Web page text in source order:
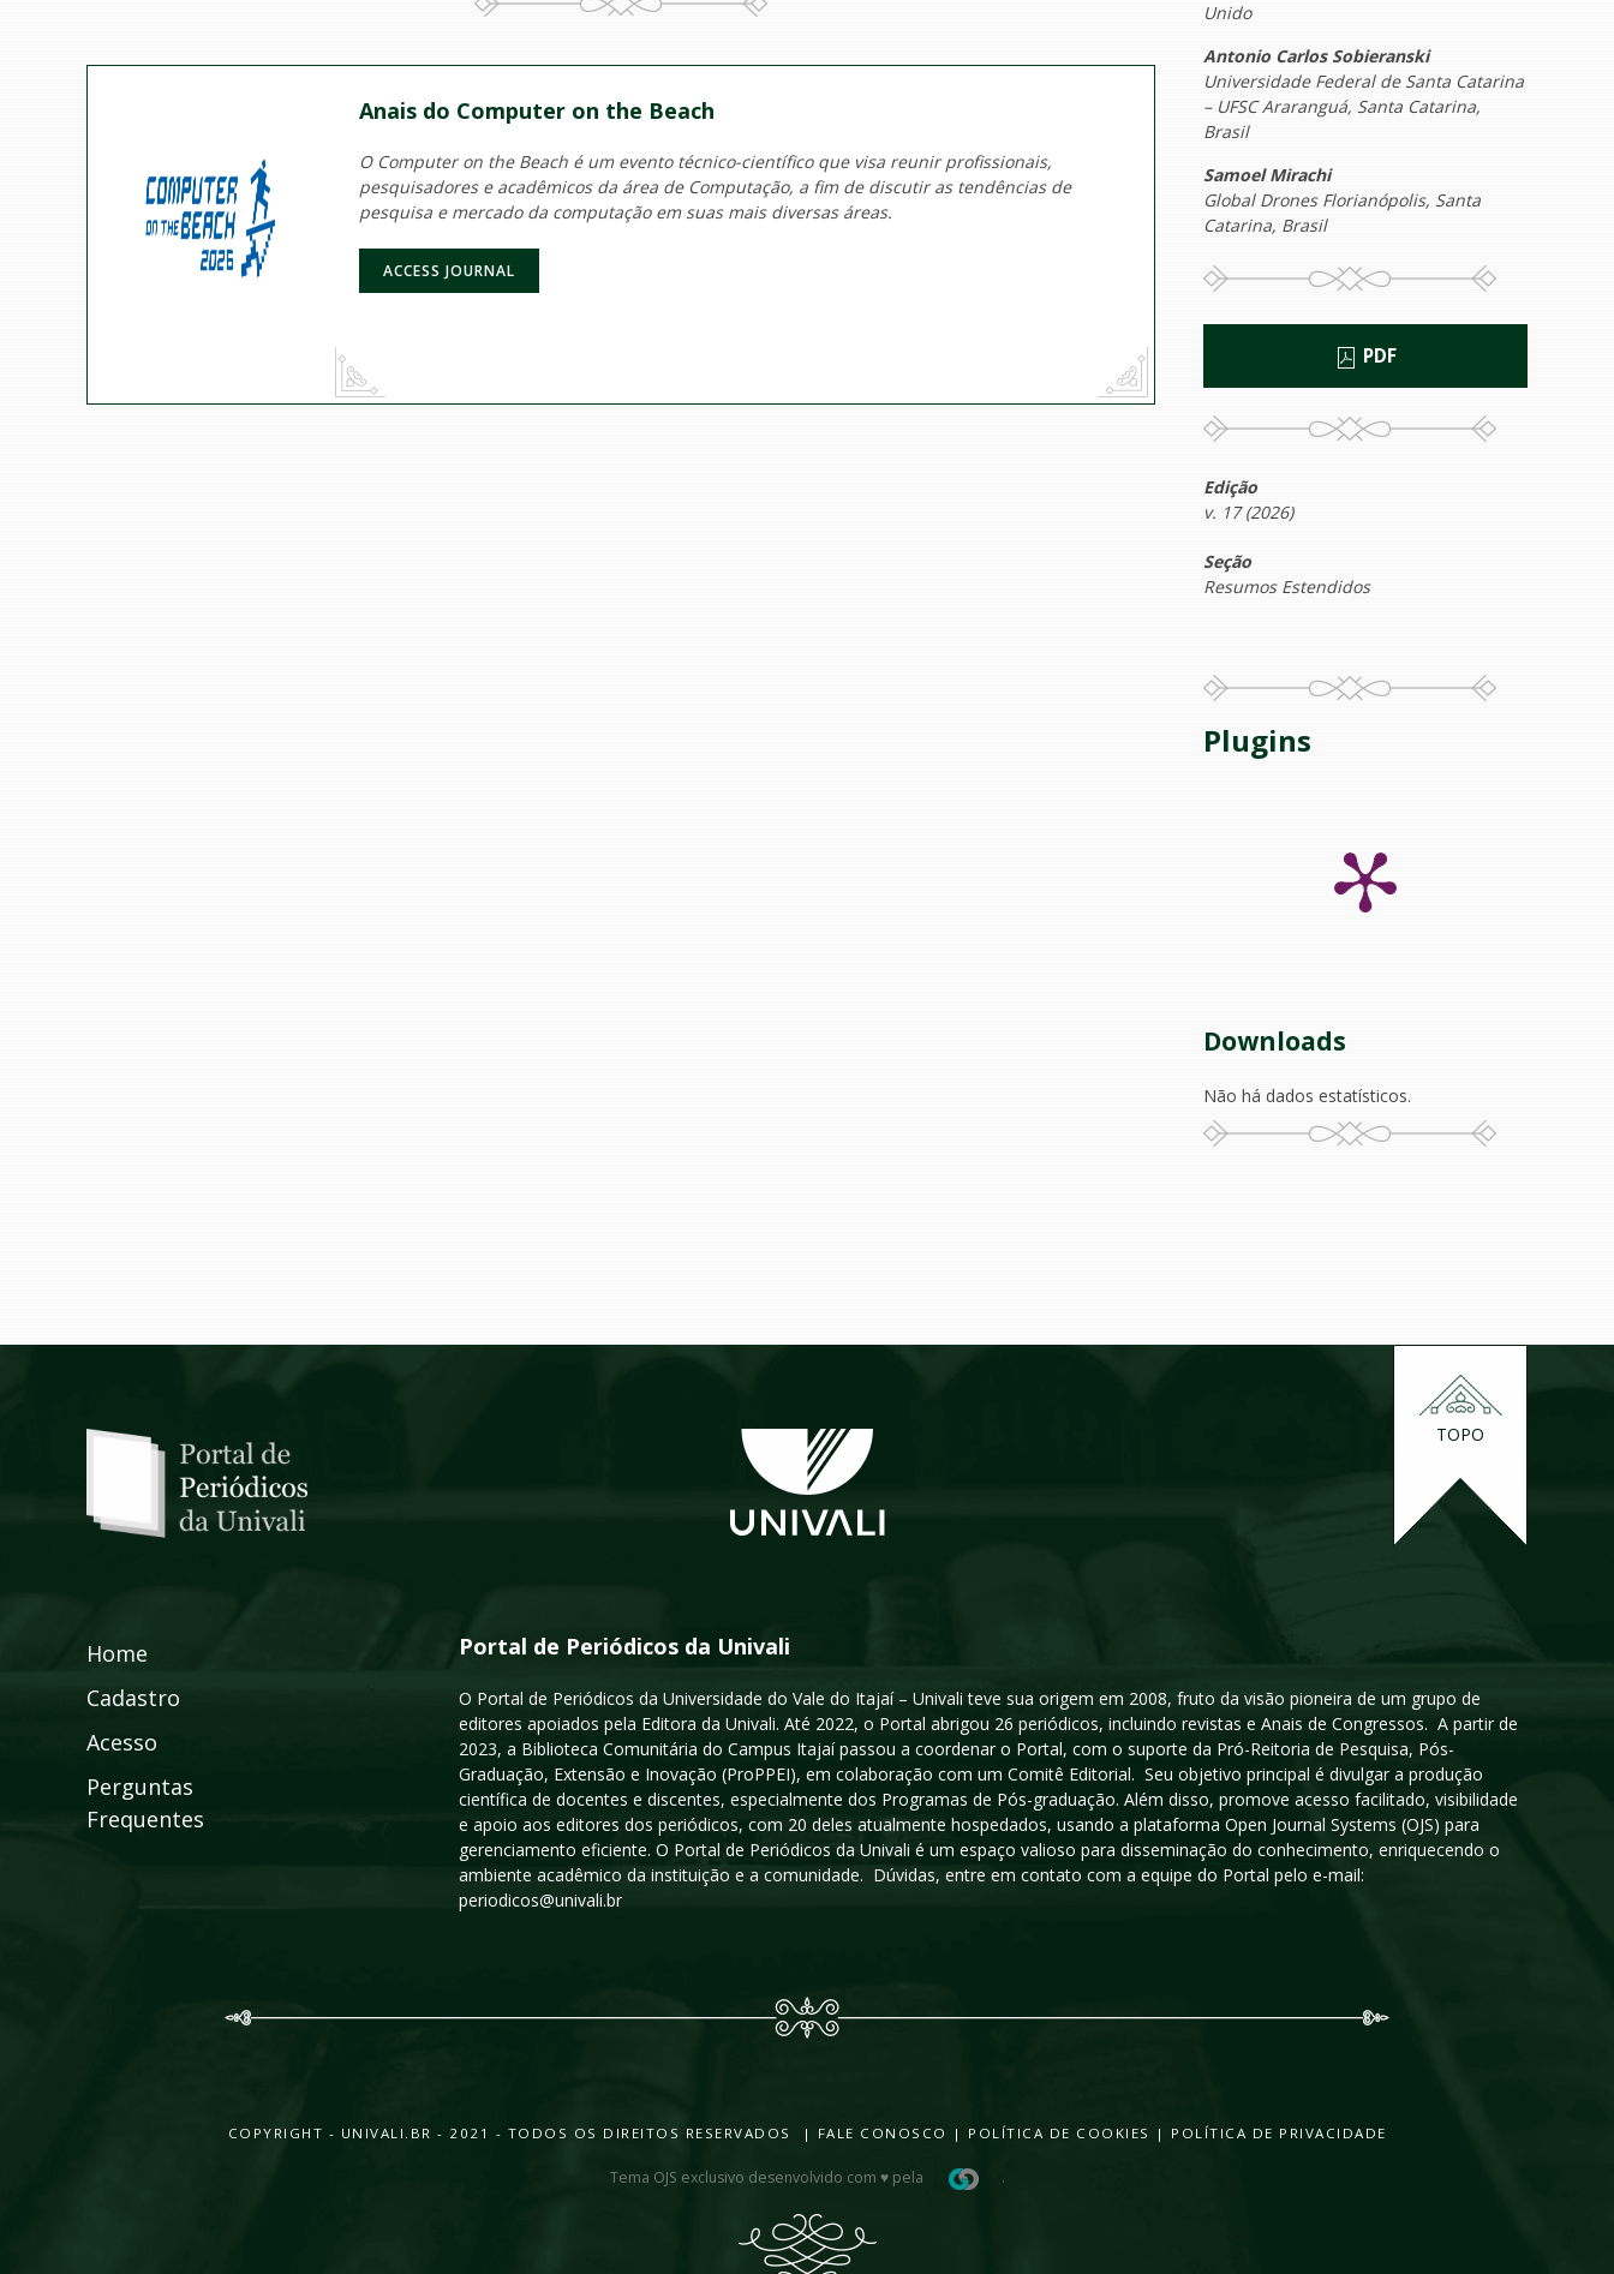
Anais do Computer on the Beach
O Computer on the Beach é um evento técnico-científico que visa reunir profissionais,
pesquisadores e acadêmicos da área de Computação, a fim de discutir as tendências de
pesquisa e mercado da computação em suas mais diversas áreas.
ACCESS JOURNAL
Unido
Antonio Carlos Sobieranski
Universidade Federal de Santa Catarina
– UFSC Araranguá, Santa Catarina,
Brasil
Samoel Mirachi
Global Drones Florianópolis, Santa
Catarina, Brasil
PDF
Edição
v. 17 (2026)
Seção
Resumos Estendidos
Plugins
Downloads
Não há dados estatísticos.
TOPO
Home
Cadastro
Acesso
Perguntas
Frequentes
Portal de Periódicos da Univali
O Portal de Periódicos da Universidade do Vale do Itajaí – Univali teve sua origem em 2008, fruto da visão pioneira de um grupo de
editores apoiados pela Editora da Univali. Até 2022, o Portal abrigou 26 periódicos, incluindo revistas e Anais de Congressos. A partir de
2023, a Biblioteca Comunitária do Campus Itajaí passou a coordenar o Portal, com o suporte da Pró-Reitoria de Pesquisa, Pós-
Graduação, Extensão e Inovação (ProPPEI), em colaboração com um Comitê Editorial. Seu objetivo principal é divulgar a produção
científica de docentes e discentes, especialmente dos Programas de Pós-graduação. Além disso, promove acesso facilitado, visibilidade
e apoio aos editores dos periódicos, com 20 deles atualmente hospedados, usando a plataforma Open Journal Systems (OJS) para
gerenciamento eficiente. O Portal de Periódicos da Univali é um espaço valioso para disseminação do conhecimento, enriquecendo o
ambiente acadêmico da instituição e a comunidade. Dúvidas, entre em contato com a equipe do Portal pelo e-mail:
periodicos@univali.br
COPYRIGHT - UNIVALI.BR - 2021 - TODOS OS DIREITOS RESERVADOS | FALE CONOSCO | POLÍTICA DE COOKIES | POLÍTICA DE PRIVACIDADE
Tema OJS exclusivo desenvolvido com ♥ pela .